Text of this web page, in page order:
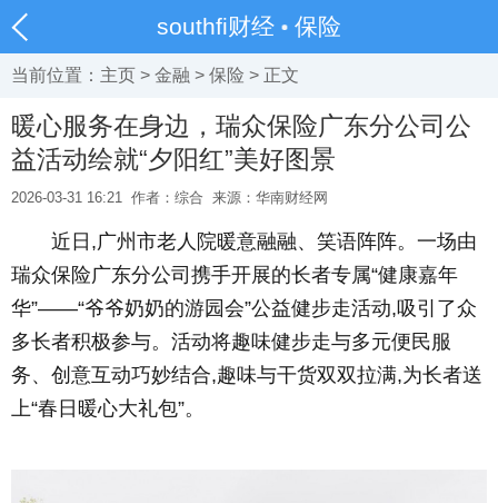
southfi财经 保险
当前位置： 主页 > 金融 > 保险 > 正文
暖心服务在身边，瑞众保险广东分公司公
益活动绘就“夕阳红”美好图景
2026-03-31 16:21 作者：综合 来源：华南财经网
近日,广州市老人院暖意融融、笑语阵阵。一场由
瑞众保险广东分公司携手开展的长者专属“健康嘉年
华”——“爷爷奶奶的游园会”公益健步走活动,吸引了众
多长者积极参与。活动将趣味健步走与多元便民服
务、创意互动巧妙结合,趣味与干货双双拉满,为长者送
上“春日暖心大礼包”。